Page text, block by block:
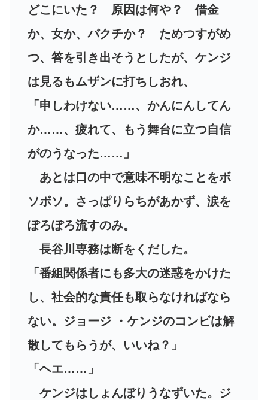
どこにいた？ 原因は何や？ 借金
か、女か、バクチか？ ためつすがめ
つ、答を引き出そうとしたが、ケンジ
は見るもムザンに打ちしおれ、
「申しわけない……、かんにんしてん
か……、疲れて、もう舞台に立つ自信
がのうなった……」
あとは口の中で意味不明なことをボ
ソボソ。さっぱりらちがあかず、涙を
ぽろぽろ流すのみ。
長谷川専務は断をくだした。
「番組関係者にも多大の迷惑をかけた
し、社会的な責任も取らなければなら
ない。ジョージ ・ケンジのコンビは解
散してもらうが、いいね？」
「ヘエ……」
ケンジはしょんぼりうなずいた。ジ